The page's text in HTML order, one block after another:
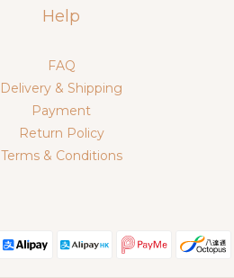
Help
FAQ
Delivery & Shipping
Payment
Return Policy
Terms & Conditions